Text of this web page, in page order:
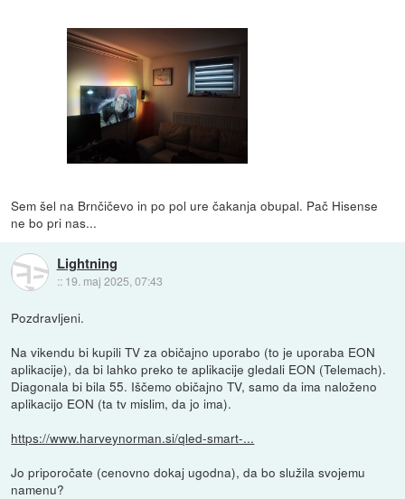
Sem šel na Brnčičevo in po pol ure čakanja obupal. Pač Hisense
ne bo pri nas...
Lightning
:: 19. maj 2025, 07:43
Pozdravljeni.
Na vikendu bi kupili TV za običajno uporabo (to je uporaba EON
aplikacije), da bi lahko preko te aplikacije gledali EON (Telemach).
Diagonala bi bila 55. Iščemo običajno TV, samo da ima naloženo
aplikacijo EON (ta tv mislim, da jo ima).
https://www.harveynorman.si/qled-smart-...
Jo priporočate (cenovno dokaj ugodna), da bo služila svojemu
namenu?